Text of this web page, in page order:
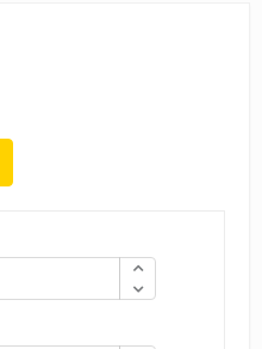
Дуб
Каштан